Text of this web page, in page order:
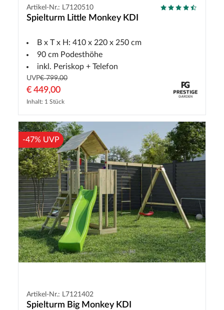
Artikel-Nr.: L7120510
Spielturm Little Monkey KDI
B x T x H: 410 x 220 x 250 cm
90 cm Podesthöhe
inkl. Periskop + Telefon
UVP€ 799,00
€ 449,00
Inhalt: 1 Stück
-47% UVP
Artikel-Nr.: L7121402
Spielturm Big Monkey KDI